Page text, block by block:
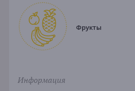
Фрукты
Информация